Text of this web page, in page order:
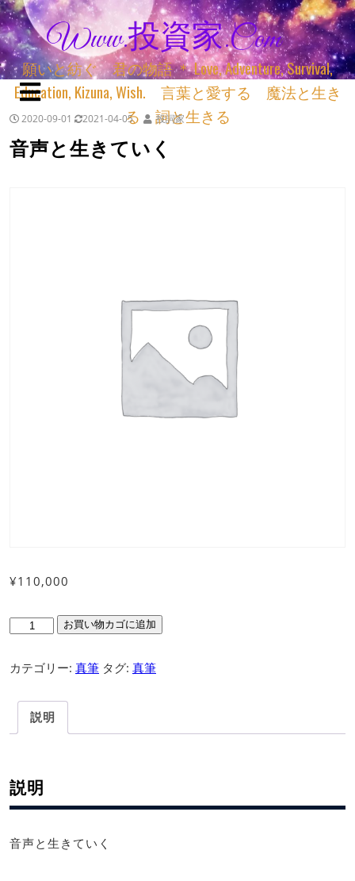
Www.投資家.com
願いと紡ぐ 君の物語 ＊ Love, Adventure, Survival,
Education, Kizuna, Wish. 言葉と愛する 魔法と生き
る 詞と生きる
2020-09-01 2021-04-05 投詞家
音声と生きていく
¥110,000
音
と
き
い
個
お買い物カゴに追加
カテゴリー: 真筆 タグ: 真筆
説明
説明
音声と生きていく